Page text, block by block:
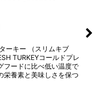
ーキー （スリムキブ
TURKEYコールドプレ
フードに比べ低い温度で
栄養素と美味しさを保つ